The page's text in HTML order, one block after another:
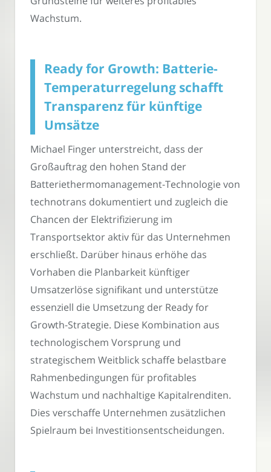
Wachstum.
Ready for Growth: Batterie-
Temperaturregelung schafft
Transparenz für künftige
Umsätze
Michael Finger unterstreicht, dass der
Großauftrag den hohen Stand der
Batteriethermomanagement-Technologie von
technotrans dokumentiert und zugleich die
Chancen der Elektrifizierung im
Transportsektor aktiv für das Unternehmen
erschließt. Darüber hinaus erhöhe das
Vorhaben die Planbarkeit künftiger
Umsatzerlöse signifikant und unterstütze
essenziell die Umsetzung der Ready for
Growth-Strategie. Diese Kombination aus
technologischem Vorsprung und
strategischem Weitblick schaffe belastbare
Rahmenbedingungen für profitables
Wachstum und nachhaltige Kapitalrenditen.
Dies verschaffe Unternehmen zusätzlichen
Spielraum bei Investitionsentscheidungen.